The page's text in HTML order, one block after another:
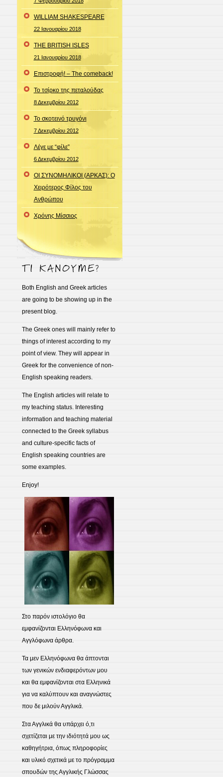
WILLIAM SHAKESPEARE
22 Ιανουαρίου 2018
THE BRITISH ISLES
21 Ιανουαρίου 2018
Επιστροφή! – The comeback!
Το τσίρκο της πεταλούδας
8 Δεκεμβρίου 2012
Το σκοτεινό τρυγόνι
7 Δεκεμβρίου 2012
Λέγε με “φίλε”
6 Δεκεμβρίου 2012
ΟΙ ΣΥΝΟΜΗΛΙΚΟΙ (ΑΡΚΑΣ): Ο
Χειρότερος Φίλος του
Ανθρώπου
Χρόνης Μίσσιος
Both English and Greek articles
are going to be showing up in the
present blog.
The Greek ones will mainly refer to
things of interest according to my
point of view. They will appear in
Greek for the convenience of non-
English speaking readers.
The English articles will relate to
my teaching status. Interesting
information and teaching material
connected to the Greek syllabus
and culture-specific facts of
English speaking countries are
some examples.
Enjoy!
Στο παρόν ιστολόγιο θα
εμφανίζονται Ελληνόφωνα και
Αγγλόφωνα άρθρα.
Τα μεν Ελληνόφωνα θα άπτονται
των γενικών ενδιαφερόντων μου
και θα εμφανίζονται στα Ελληνικά
για να καλύπτουν και αναγνώστες
που δε μιλούν Αγγλικά.
Στα Αγγλικά θα υπάρχει ό,τι
σχετίζεται με την ιδιότητά μου ως
καθηγήτρια, όπως πληροφορίες
και υλικό σχετικά με το πρόγραμμα
σπουδών της Αγγλικής Γλώσσας